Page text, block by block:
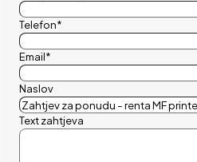
Telefon*
Email*
Naslov
Text zahtjeva